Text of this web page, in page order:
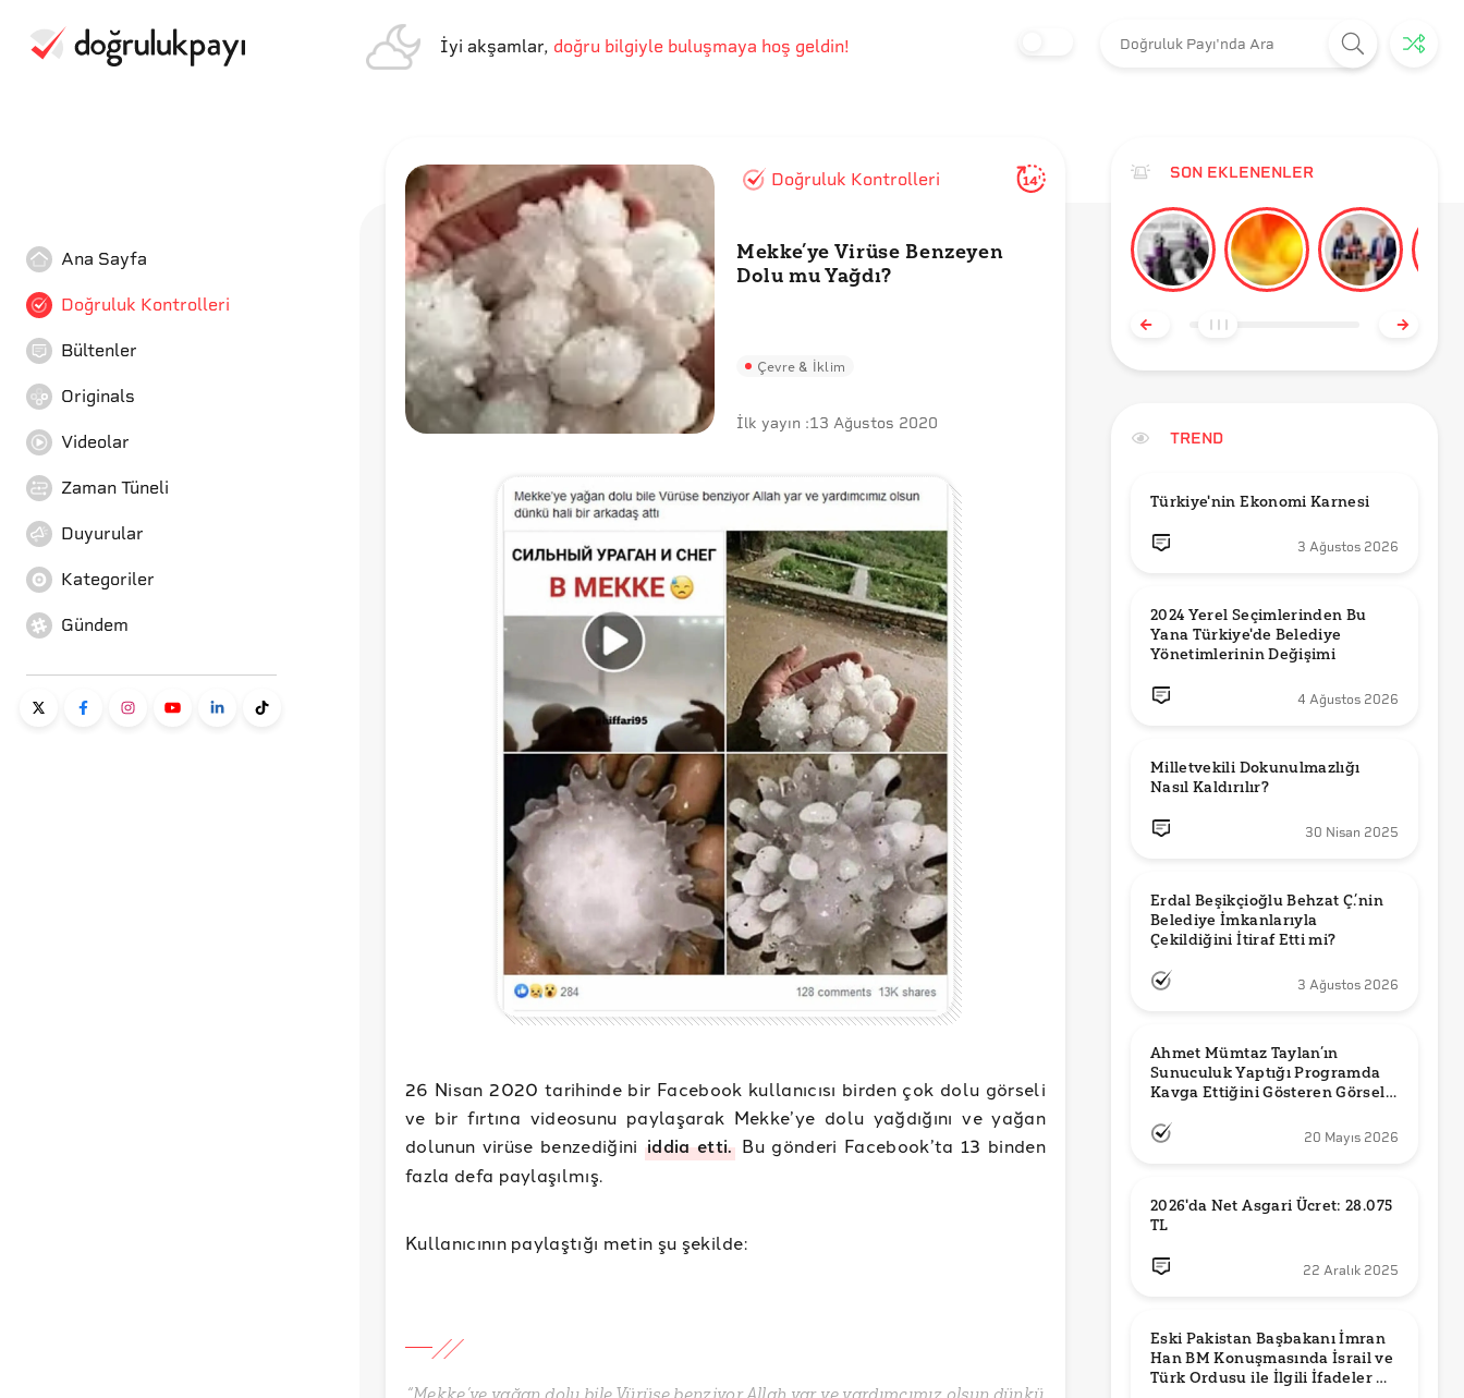
İyi akşamlar, doğru bilgiyle buluşmaya hoş geldin!
Ana Sayfa
Doğruluk Kontrolleri
Bültenler
Originals
Videolar
Zaman Tüneli
Duyurular
Kategoriler
Gündem
Doğruluk Kontrolleri 14'
Mekke’ye Virüse Benzeyen
Dolu mu Yağdı?
Çevre & İklim
İlk yayın :13 Ağustos 2020
26 Nisan 2020 tarihinde bir Facebook kullanıcısı birden çok dolu görseli
ve bir fırtına videosunu paylaşarak Mekke’ye dolu yağdığını ve yağan
dolunun virüse benzediğiniiddia etti.Bu gönderi Facebook’ta 13 binden
fazla defa paylaşılmış.
Kullanıcının paylaştığı metin şu şekilde:
SON EKLENENLER
TREND
Türkiye'nin Ekonomi Karnesi
3 Ağustos 2026
2024 Yerel Seçimlerinden Bu
Yana Türkiye'de Belediye
Yönetimlerinin Değişimi
4 Ağustos 2026
Milletvekili Dokunulmazlığı
Nasıl Kaldırılır?
30 Nisan 2025
Erdal Beşikçioğlu Behzat Ç.’nin
Belediye İmkanlarıyla
3 Ağustos 2026
Ahmet Mümtaz Taylan’ın
Sunuculuk Yaptığı Programda
Kavga Ettiğini Gösteren Görsel
20 Mayıs 2026
2026'da Net Asgari Ücret: 28.075
TL
22 Aralık 2025
Eski Pakistan Başbakanı İmran
Han BM Konuşmasında İsrail ve
Türk Ordusu ile İlgili İfadeler mi